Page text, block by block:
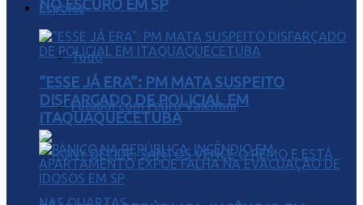
Esporte
Tudo
Futebol com Pedro Valentini
NO ESCURO EM SP
“ESSE JÁ ERA”: PM MATA SUSPEITO
DISFARÇADO DE POLICIAL EM
ITAQUAQUECETUBA